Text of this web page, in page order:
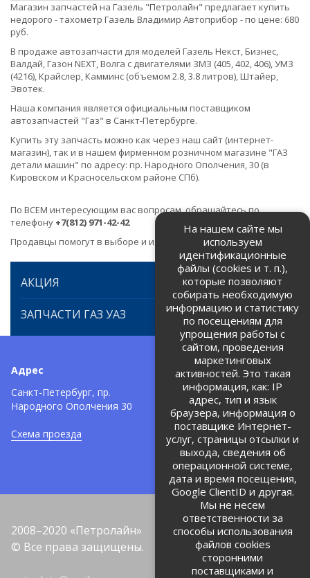
Магазин запчастей на Газель "Петролайн" предлагает купить
недорого - тахометр Газель Владимир Автоприбор - по цене: 680
руб.
В продаже автозапчасти для моделей Газель Некст, Бизнес,
Валдай, Газон NEXT, Волга с двигателями ЗМЗ (405, 402, 406), УМЗ
(4216), Крайслер, Камминс (объемом 2.8, 3.8 литров), Штайер,
Эвотек.
Наша компания является официальным поставщиком
автозапчастей "Газ" в Санкт-Петербурге.
Купить эту запчасть можно как через наш сайт (интернет-
магазин), так и в нашем фирменном розничном магазине "ГАЗ
детали машин" по адресу: пр. Народного Ополчения, 30 (в
Кировском и Красносельском районе СПб).
По ВСЕМ интересующим вас вопросам, обращайтесь по
телефону +7(812) 971-42-42
Продавцы помогут в выборе и идентификации товара.
АКЦИЯ
ЗАПЧАСТИ ГАЗ УАЗ
Адрес
Санкт-Петербург, пр.
Народного Ополчения 30
Схема проезда
Телефоны:
+7 (812) 971-42-42
Политика об обработке и
защите персональных данных
Соглашение на обработку
персональных данных
2008–2020 «Петролайн»
© Все права защищены.
На нашем сайте мы
используем
идентификационные
файлы (cookies и т. п.),
которые позволяют
собирать необходимую
информацию и статистику
по посещениям для
упрощения работы с
сайтом, проведения
маркетинговых
активностей. Это такая
информация, как: IP
адрес, тип и язык
браузера, информация о
поставщике Интернет-
услуг, страницы отсылки и
выхода, сведения об
операционной системе,
дата и время посещения,
Google ClientID и другая.
Мы не несем
ответственности за
способы использования
файлов cookies
сторонними
поставщиками и